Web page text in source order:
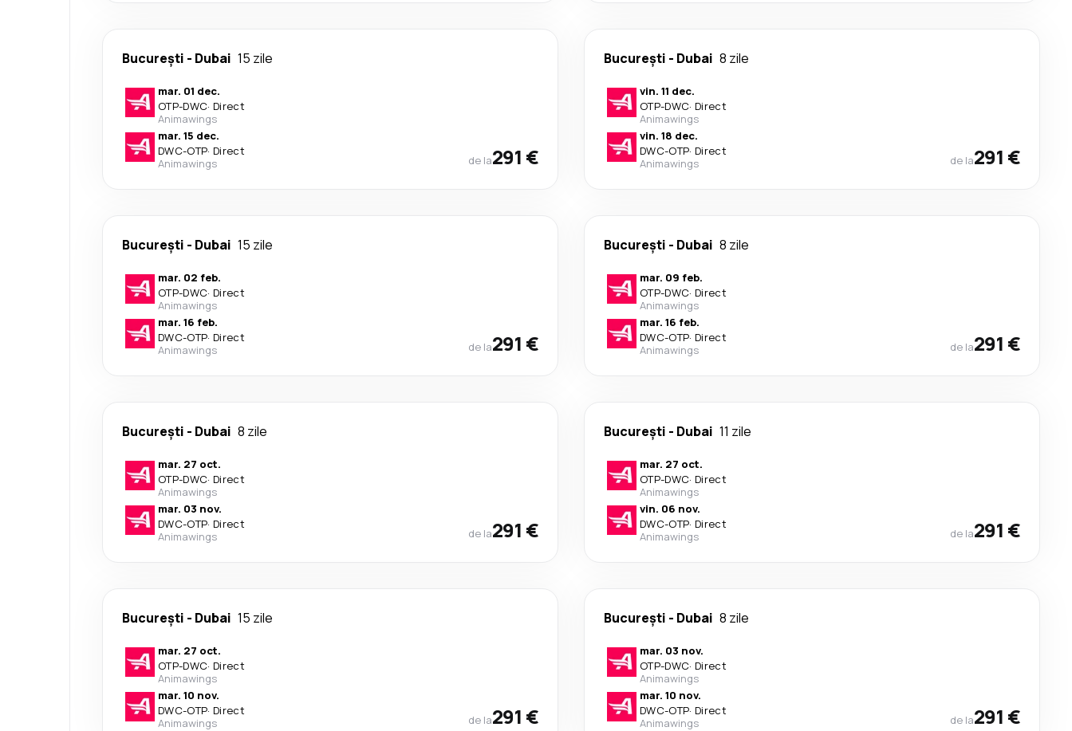
București - Dubai 15 zile
mar. 01 dec.
OTP-DWC· Direct
Animawings
mar. 15 dec.
DWC-OTP· Direct
Animawings
de la291 €
București - Dubai 8 zile
vin. 11 dec.
OTP-DWC· Direct
Animawings
vin. 18 dec.
DWC-OTP· Direct
Animawings
de la291 €
București - Dubai 15 zile
mar. 02 feb.
OTP-DWC· Direct
Animawings
mar. 16 feb.
DWC-OTP· Direct
Animawings
de la291 €
București - Dubai 8 zile
mar. 09 feb.
OTP-DWC· Direct
Animawings
mar. 16 feb.
DWC-OTP· Direct
Animawings
de la291 €
București - Dubai 8 zile
mar. 27 oct.
OTP-DWC· Direct
Animawings
mar. 03 nov.
DWC-OTP· Direct
Animawings
de la291 €
București - Dubai 11 zile
mar. 27 oct.
OTP-DWC· Direct
Animawings
vin. 06 nov.
DWC-OTP· Direct
Animawings
de la291 €
București - Dubai 15 zile
mar. 27 oct.
OTP-DWC· Direct
Animawings
mar. 10 nov.
DWC-OTP· Direct
Animawings
de la291 €
București - Dubai 8 zile
mar. 03 nov.
OTP-DWC· Direct
Animawings
mar. 10 nov.
DWC-OTP· Direct
Animawings
de la291 €